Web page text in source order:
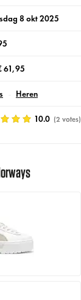
8 okt 2025
61,95
Heren
10.0 (2 votes)